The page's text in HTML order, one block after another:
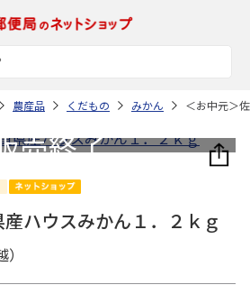
農産品 くだもの みかん ＜お中元＞
ハウスみかん１．２ｋｇ